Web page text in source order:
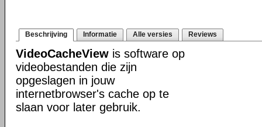
Beschrijving Informatie Alle versies Reviews
VideoCacheView is software op
videobestanden die zijn
opgeslagen in jouw
internetbrowser's cache op te
slaan voor later gebruik.